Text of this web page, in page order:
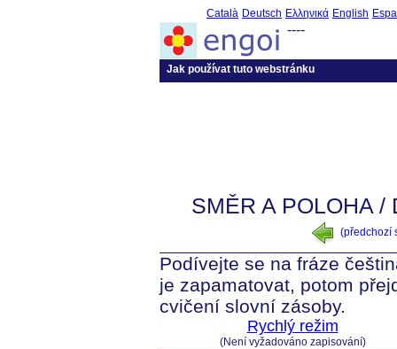
Català Deutsch Ελληνικά English
----
Jak používat tuto webstránku
SMĚR A POLOHA /
(předchozí
Podívejte se na fráze
je zapamatovat, potom
cvičení slovní zásoby.
Rychlý režim
(Není vyžadováno zapisování)